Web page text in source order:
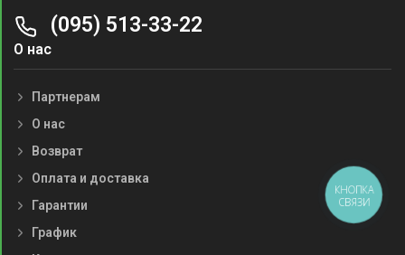
(095) 513-33-22
О нас
Партнерам
О нас
Возврат
Оплата и доставка
Гарантии
График
КНОПКА
СВЯЗИ